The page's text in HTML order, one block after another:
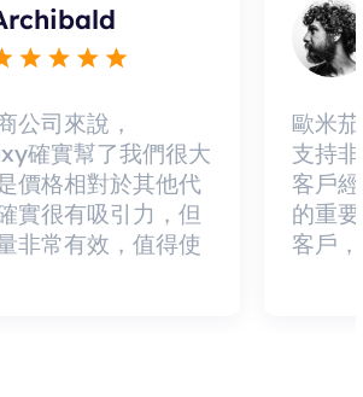
公司來說，
確實幫了我們很大
價格相對於其他代
實很有吸引力，但
非常有效，值得使
歐米
支持
客戶
的重
客戶